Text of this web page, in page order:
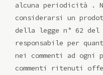
alcuna periodicità .
considerarsi un
della legge n° 62 del
responsabile per
nei commenti ad
commenti ritenuti